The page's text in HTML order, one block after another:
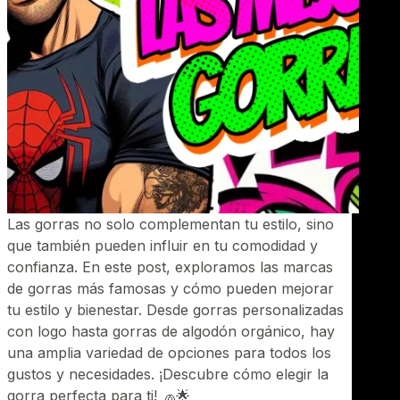
Las gorras no solo complementan tu estilo, sino
que también pueden influir en tu comodidad y
confianza. En este post, exploramos las marcas
de gorras más famosas y cómo pueden mejorar
tu estilo y bienestar. Desde gorras personalizadas
con logo hasta gorras de algodón orgánico, hay
una amplia variedad de opciones para todos los
gustos y necesidades. ¡Descubre cómo elegir la
gorra perfecta para ti! 🧢🌟